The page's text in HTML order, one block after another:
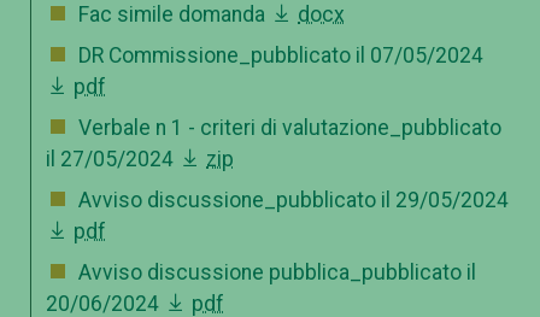
Fac simile domanda
docx
DR Commissione_pubblicato il 07/05/2024
pdf
Verbale n 1 - criteri di valutazione_pubblicato
il 27/05/2024
zip
Avviso discussione_pubblicato il 29/05/2024
pdf
Avviso discussione pubblica_pubblicato il
20/06/2024
pdf